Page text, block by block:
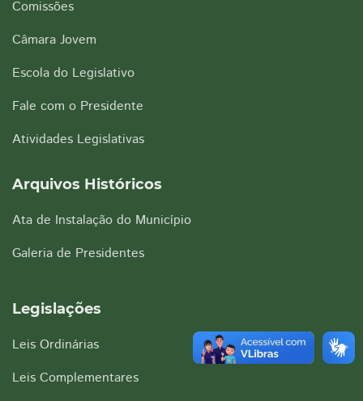
Comissões
Câmara Jovem
Escola do Legislativo
Fale com o Presidente
Atividades Legislativas
Arquivos Históricos
Ata de Instalação do Município
Galeria de Presidentes
Legislações
Leis Ordinárias
Leis Complementares